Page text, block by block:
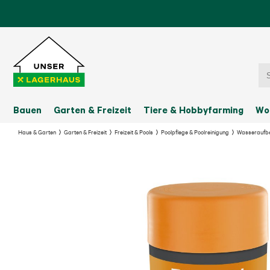
Bauen Garten & Freizeit Tiere & Hobbyfarming
Haus & Garten Garten & Freizeit Freizeit & Pools Poolpflege & Poolreinigung